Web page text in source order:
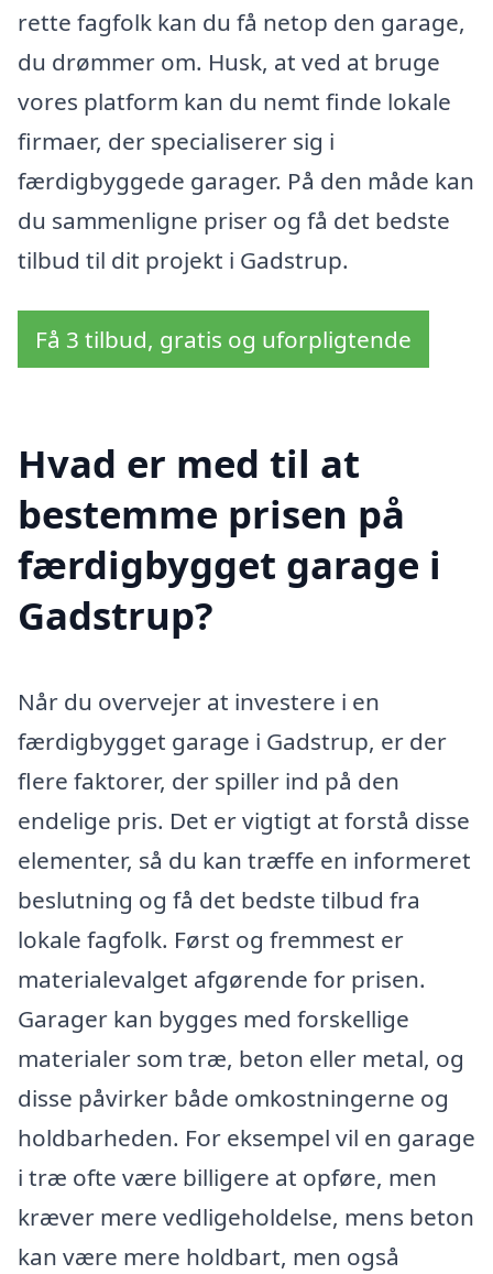
rette fagfolk kan du få netop den garage,
du drømmer om. Husk, at ved at bruge
vores platform kan du nemt finde lokale
firmaer, der specialiserer sig i
færdigbyggede garager. På den måde kan
du sammenligne priser og få det bedste
tilbud til dit projekt i Gadstrup.
Få 3 tilbud, gratis og uforpligtende
Hvad er med til at
bestemme prisen på
færdigbygget garage i
Gadstrup?
Når du overvejer at investere i en
færdigbygget garage i Gadstrup, er der
flere faktorer, der spiller ind på den
endelige pris. Det er vigtigt at forstå disse
elementer, så du kan træffe en informeret
beslutning og få det bedste tilbud fra
lokale fagfolk. Først og fremmest er
materialevalget afgørende for prisen.
Garager kan bygges med forskellige
materialer som træ, beton eller metal, og
disse påvirker både omkostningerne og
holdbarheden. For eksempel vil en garage
i træ ofte være billigere at opføre, men
kræver mere vedligeholdelse, mens beton
kan være mere holdbart, men også